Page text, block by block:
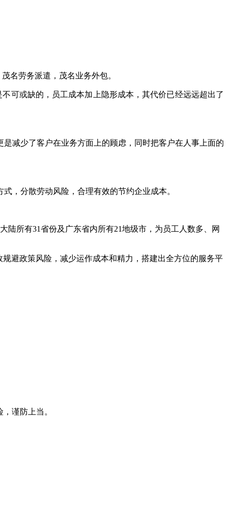
名劳务派遣，茂名业务外包。
可或缺的，员工成本加上隐形成本，其代价已经远远超出了
减少了客户在业务方面上的顾虑，同时把客户在人事上面的
，分散劳动风险，合理有效的节约企业成本。
所有31省份及广东省内所有21地级市，为员工人数多、网
避政策风险，减少运作成本和精力，搭建出全方位的服务平
谨防上当。